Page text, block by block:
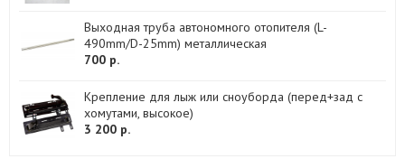
Выходная труба автономного отопителя (L-
490mm/D-25mm) металлическая
700 р.
Крепление для лыж или сноуборда (перед+зад с
хомутами, высокое)
3 200 р.